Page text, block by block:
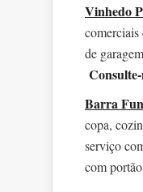
Vinhedo
de
Barra
copa,
serviço
com